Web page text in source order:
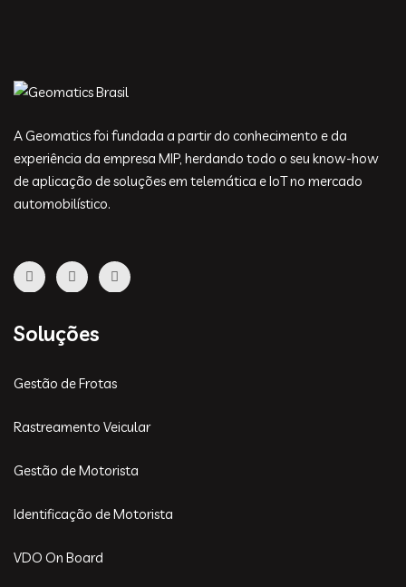
A Geomatics foi fundada a partir do conhecimento e da
experiência da empresa MIP, herdando todo o seu know-how
de aplicação de soluções em telemática e IoT no mercado
automobilístico.
Soluções
Gestão de Frotas
Rastreamento Veicular
Gestão de Motorista
Identificação de Motorista
VDO On Board